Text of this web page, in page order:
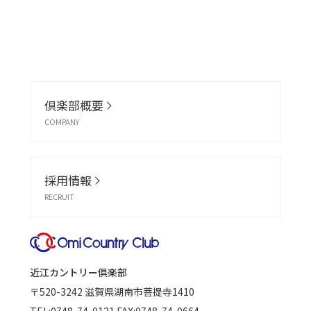
倶楽部概要
COMPANY
採用情報
RECRUIT
近江カントリー倶楽部
〒520-3242 滋賀県湖南市菩提寺1410